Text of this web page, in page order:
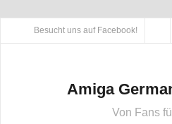
Besucht uns auf Facebook!
Amiga
Von Fans